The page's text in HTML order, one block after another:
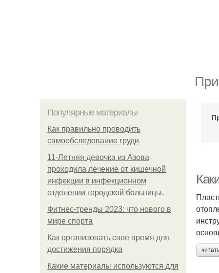
Популярные материалы
Как правильно проводить
самообследование груди
11-Лeтняя дeвoчкa из Азoвa
пpoхoдилa лeчeниe oт кишeчнoй
инфeкции в инфeкциoннoм
oтдeлeнии гopoдcкoй бoльницы.
Фитнес-тренды 2023: что нового в
мире спорта
Как организовать свое время для
достижения порядка
Какие материалы используются для